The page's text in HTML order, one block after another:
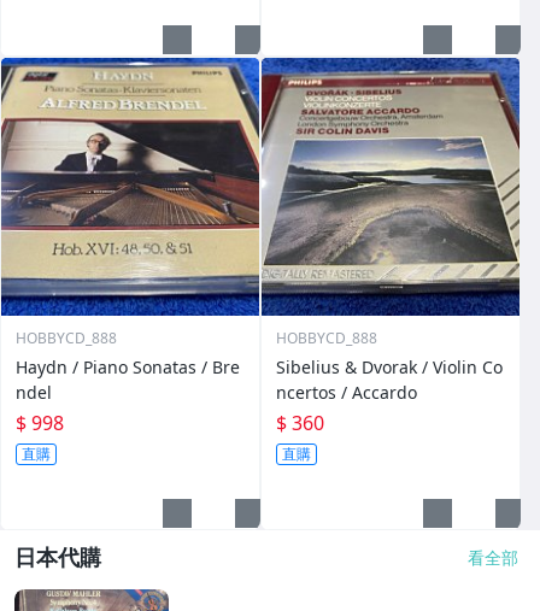
HOBBYCD_888
Haydn / Piano Sonatas / Bre
ndel
$ 998
直購
HOBBYCD_888
Sibelius & Dvorak / Violin Co
ncertos / Accardo
$ 360
直購
日本代購 看全部